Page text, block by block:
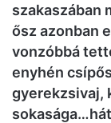
szakaszában
ősz azonban
vonzóbbá
enyhén
gyerekzsivaj,